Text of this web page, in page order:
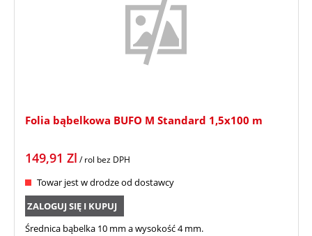
Folia bąbelkowa BUFO M Standard 1,5x100 m
149,91 Zl / rol bez DPH
Towar jest w drodze od dostawcy
ZALOGUJ SIĘ I KUPUJ
Średnica bąbelka 10 mm a wysokość 4 mm.